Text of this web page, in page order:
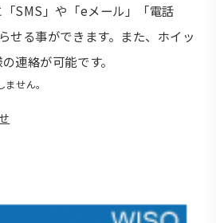
SMS」や「eメール」「電話
せる事ができます。また、ホイッ
連絡が可能です。
せん。